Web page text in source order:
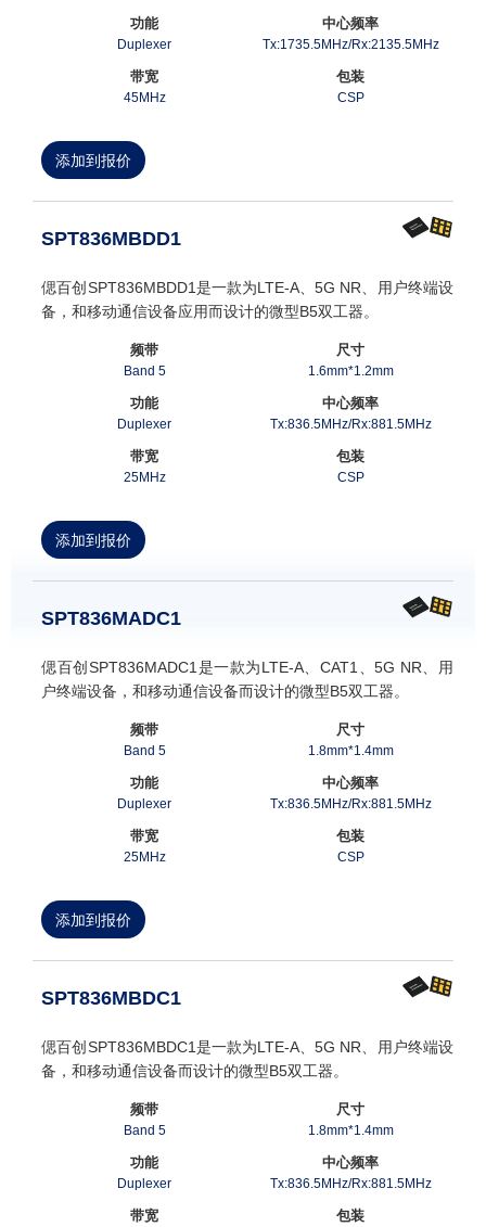
功能
Duplexer
中心频率
Tx:1735.5MHz/Rx:2135.5MHz
带宽
45MHz
包装
CSP
添加到报价
SPT836MBDD1
偲百创SPT836MBDD1是一款为LTE-A、5G NR、用户终端设
备，和移动通信设备应用而设计的微型B5双工器。
频带
Band 5
尺寸
1.6mm*1.2mm
功能
Duplexer
中心频率
Tx:836.5MHz/Rx:881.5MHz
带宽
25MHz
包装
CSP
添加到报价
SPT836MADC1
偲百创SPT836MADC1是一款为LTE-A、CAT1、5G NR、用
户终端设备，和移动通信设备而设计的微型B5双工器。
频带
Band 5
尺寸
1.8mm*1.4mm
功能
Duplexer
中心频率
Tx:836.5MHz/Rx:881.5MHz
带宽
25MHz
包装
CSP
添加到报价
SPT836MBDC1
偲百创SPT836MBDC1是一款为LTE-A、5G NR、用户终端设
备，和移动通信设备而设计的微型B5双工器。
频带
Band 5
尺寸
1.8mm*1.4mm
功能
Duplexer
中心频率
Tx:836.5MHz/Rx:881.5MHz
带宽 包装